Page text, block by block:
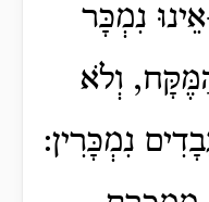
נִמְכָּר
וְלֹא
נִמְכָּרִין: